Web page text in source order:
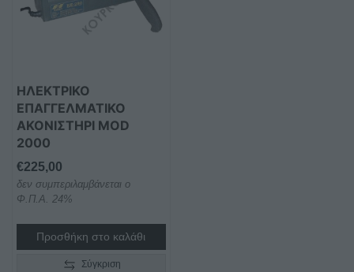
ΗΛΕΚΤΡΙΚΟ
ΕΠΑΓΓΕΛΜΑΤΙΚΟ
ΑΚΟΝΙΣΤΗΡΙ MOD
2000
€225,00
δεν συμπεριλαμβάνεται ο
Φ.Π.Α. 24%
Προσθήκη στο καλάθι
Σύγκριση